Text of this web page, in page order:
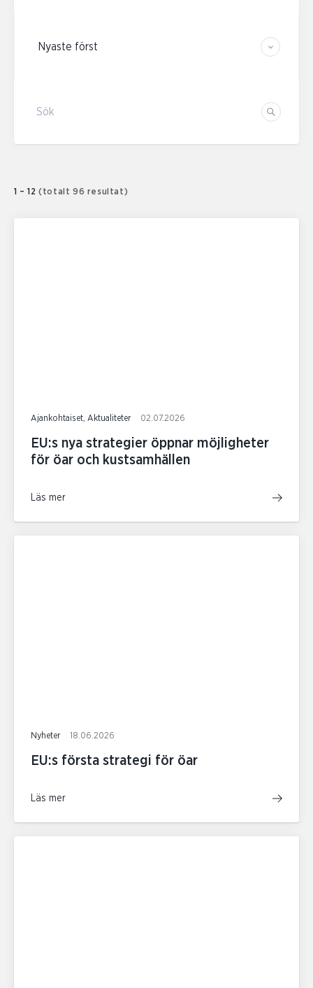
Sök
1 – 12 (totalt 96 resultat)
Ajankohtaiset, Aktualiteter 02.07.2026
EU:s nya strategier öppnar möjligheter
för öar och kustsamhällen
Läs mer
Nyheter 18.06.2026
EU:s första strategi för öar
Läs mer